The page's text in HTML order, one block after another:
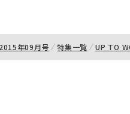
2015年09月号 特集一覧 UP TO